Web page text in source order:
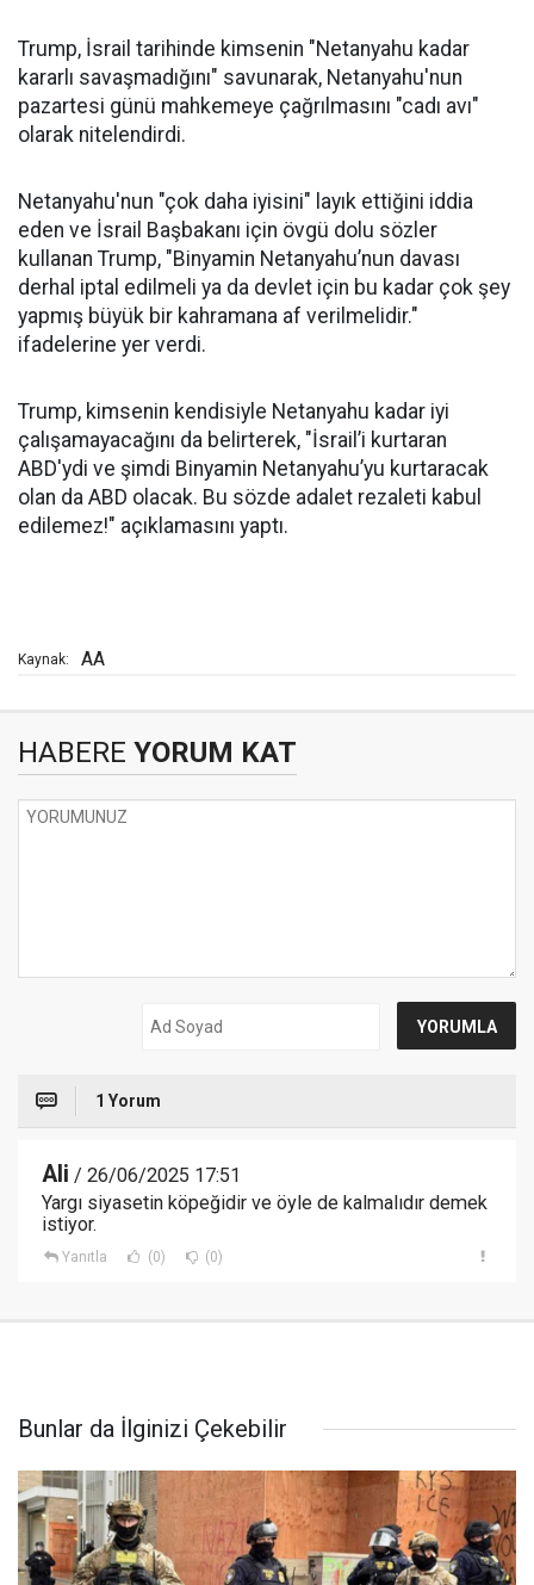
Trump, İsrail tarihinde kimsenin "Netanyahu kadar
kararlı savaşmadığını" savunarak, Netanyahu'nun
pazartesi günü mahkemeye çağrılmasını "cadı avı"
olarak nitelendirdi.
Netanyahu'nun "çok daha iyisini" layık ettiğini iddia
eden ve İsrail Başbakanı için övgü dolu sözler
kullanan Trump, "Binyamin Netanyahu’nun davası
derhal iptal edilmeli ya da devlet için bu kadar çok şey
yapmış büyük bir kahramana af verilmelidir."
ifadelerine yer verdi.
Trump, kimsenin kendisiyle Netanyahu kadar iyi
çalışamayacağını da belirterek, "İsrail’i kurtaran
ABD'ydi ve şimdi Binyamin Netanyahu’yu kurtaracak
olan da ABD olacak. Bu sözde adalet rezaleti kabul
edilemez!" açıklamasını yaptı.
Kaynak: AA
HABERE YORUM KAT
1 Yorum
Ali / 26/06/2025 17:51
Yargı siyasetin köpeğidir ve öyle de kalmalıdır demek
istiyor.
Yanıtla (0) (0)
Bunlar da İlginizi Çekebilir